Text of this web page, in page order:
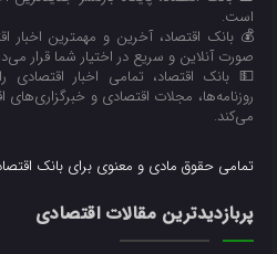
است.
💰 بانک اقتصاد، آخرین و مهمترین اخبار
صورت آنلاین و سریع در اختیار شما قرار
💵 بانک اقتصاد، تمامی اخبار اقتصادی
روزنامه‌ها، مجلات اقتصادی و
می‌کند.
تمامی حقوق مادی و معنوی برای بانک
پربازدیدترین مقالات اقتصادی